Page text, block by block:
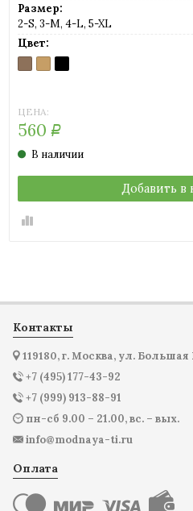
Размер:
2-S, 3-M, 4-L, 5-XL
Цвет:
DAINO
(загар)
MELON
(телесный)
NERO
(черный)
ЦЕНА:
560 Р
В наличии
Добавить в
Контакты
119180, г. Москва, ул.
+7 (495) 177-43-92
+7 (999) 913-88-91
пн-сб 9.00 – 21.00, вс. – вых.
info@modnaya-ti.ru
Оплата